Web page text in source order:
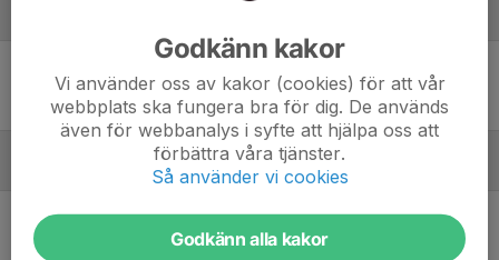
12:30
Sollentuna Handboll - HF Rimbo
Sollentuna Sporthall A
11 -14
Sön 2
12:00
IFK Tumba HK - Sollentuna Handboll
Tumba Idrottshus A
Godkänn kakor
Vi använder oss av kakor (cookies) för att vår
webbplats ska fungera bra för dig. De används
även för webbanalys i syfte att hjälpa oss att
förbättra våra tjänster.
Så använder vi cookies
Godkänn alla kakor